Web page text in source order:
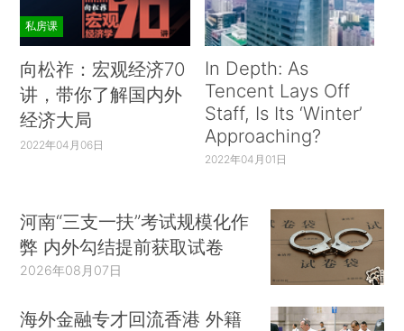
私房课
向松祚：宏观经济70
讲，带你了解国内外
经济大局
2022年04月06日
In Depth: As
Tencent Lays Off
Staff, Is Its ‘Winter’
Approaching?
2022年04月01日
河南“三支一扶”考试规模化作
弊 内外勾结提前获取试卷
2026年08月07日
海外金融专才回流香港 外籍